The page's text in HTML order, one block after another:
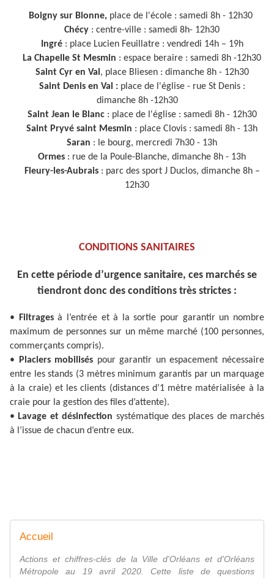
Boigny sur Bionne, place de l'école : samedi 8h - 12h30
Chécy : centre-ville : samedi 8h- 12h30
Ingré : place Lucien Feuillatre : vendredi 14h – 19h
La Chapelle St Mesmin : espace beraire : samedi 8h -12h30
Saint Cyr en Val , place Bliesen : dimanche 8h - 12h30
Saint Denis en Val :place de l'église - rue St Denis :
dimanche 8h -12h30
Saint Jean le Blanc: place de l'église : samedi 8h - 12h30
Saint Pryvé saint Mesmin : place Clovis : samedi 8h - 13h
Saran : le bourg, mercredi 7h30 - 13h
Ormes : rue de la Poule-Blanche, dimanche 8h - 13h
Fleury-les-Aubrais : parc des sport J Duclos, dimanche 8h –
12h30
CONDITIONS SANITAIRES
En cette période d’urgence sanitaire, ces marchés se
tiendront donc des conditions très strictes :
• Filtragesà l’entrée et à la sortie pour garantir un nombre
maximum de personnes sur un même marché (100 personnes,
commerçants compris).
•
Placiers mobilisés pour garantir un espacement nécessaire
entre les stands (3 mètres minimum garantis par un marquage
à la craie) et les clients (distances d’1 mètre matérialisée à la
craie pour la gestion des files d’attente).
• Lavage et désinfection systématique des places de marchés
à l’issue de chacun d’entre eux.
Accueil
Actions et chiffres-clés de la Ville d'Orléans et d'Orléans
Métropole au 19 avril 2020. Cette liste de questions